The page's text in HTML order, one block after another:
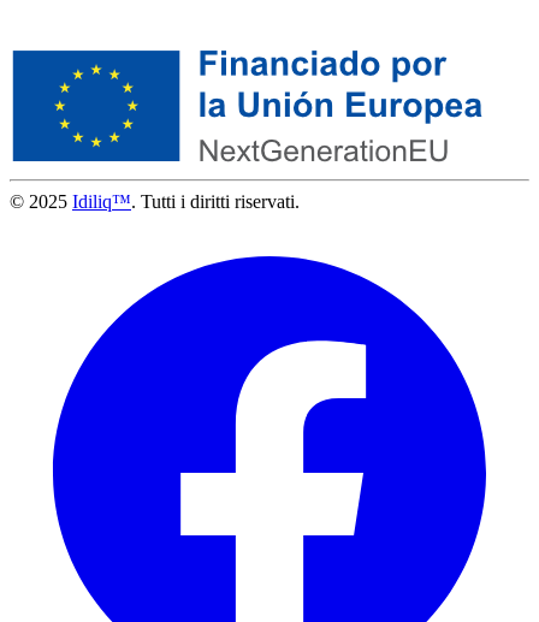
© 2025 Idiliq™. Tutti i diritti riservati.